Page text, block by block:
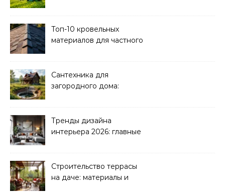
Топ-10 кровельных
материалов для частного
Сантехника для
загородного дома:
Тренды дизайна
интерьера 2026: главные
Строительство террасы
на даче: материалы и